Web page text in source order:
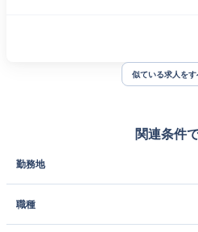
似ている求人をす
関連条件
勤務地
職種